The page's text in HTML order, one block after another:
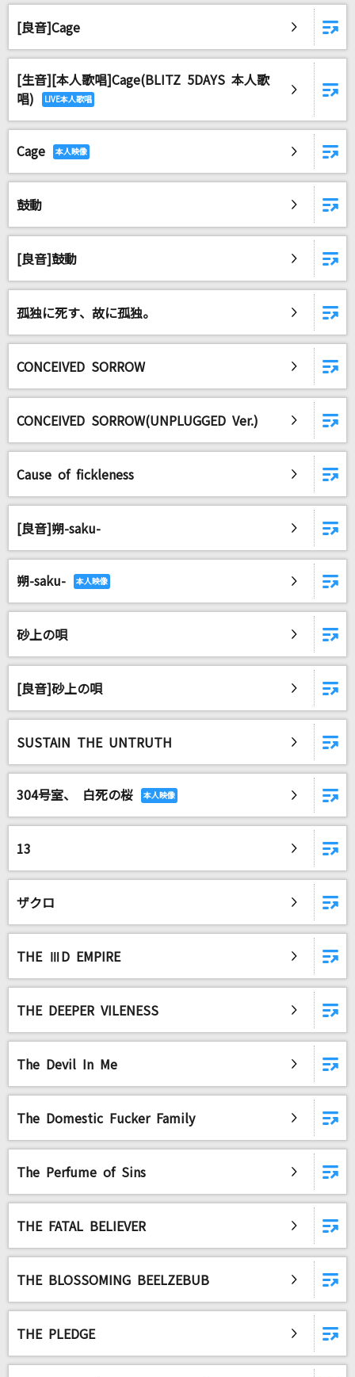
[良音]Cage
[生音][本人歌唱]Cage(BLITZ 5DAYS 本人歌
唱)
Cage
鼓動
[良音]鼓動
孤独に死す、故に孤独。
CONCEIVED SORROW
CONCEIVED SORROW(UNPLUGGED Ver.)
Cause of fickleness
[良音]朔-saku-
朔-saku-
砂上の唄
[良音]砂上の唄
SUSTAIN THE UNTRUTH
304号室、 白死の桜
13
ザクロ
THE ⅢD EMPIRE
THE DEEPER VILENESS
The Devil In Me
The Domestic Fucker Family
The Perfume of Sins
THE FATAL BELIEVER
THE BLOSSOMING BEELZEBUB
THE PLEDGE